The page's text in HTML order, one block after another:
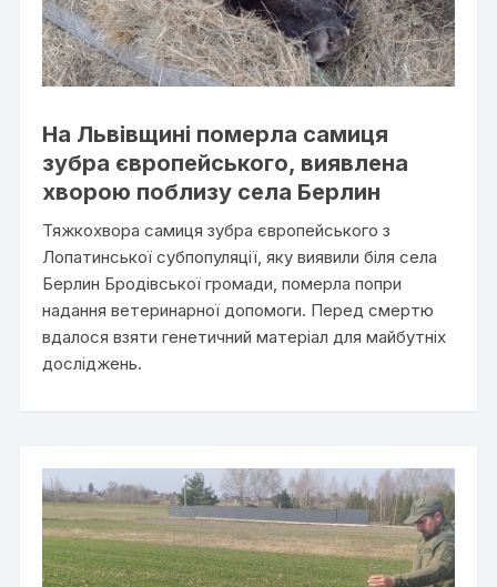
На Львівщині померла самиця
зубра європейського, виявлена
хворою поблизу села Берлин
Тяжкохвора самиця зубра європейського з
Лопатинської субпопуляції, яку виявили біля села
Берлин Бродівської громади, померла попри
надання ветеринарної допомоги. Перед смертю
вдалося взяти генетичний матеріал для майбутніх
досліджень.